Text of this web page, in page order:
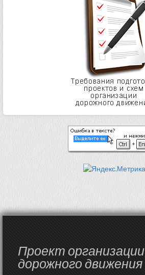
Проект организации
дорожного движения